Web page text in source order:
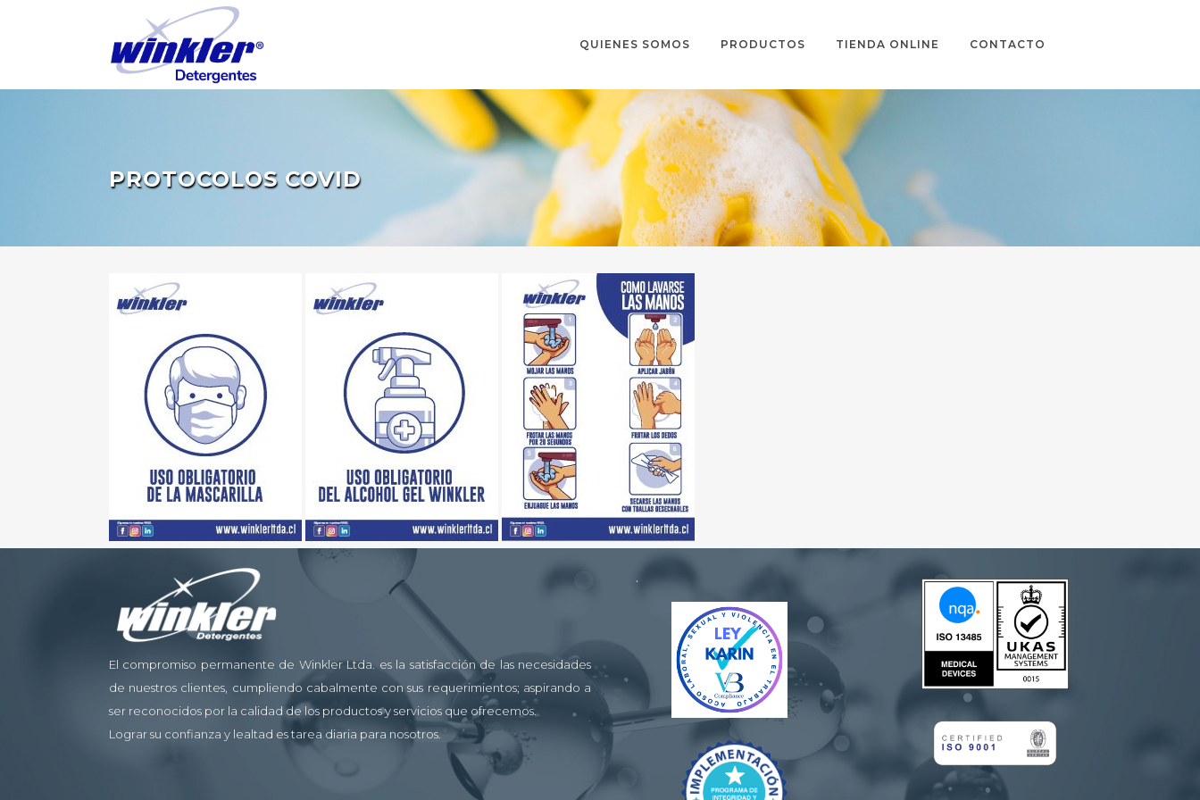
Esta es una tienda de demostración para realizar pruebas — no se completará ningún pedido.
QUIENES SOMOS PRODUCTOS TIENDA ONLINE CONTACTO
PROTOCOLOS COVID
El compromiso permanente de Winkler Ltda. es la satisfacción de las necesidades
de nuestros clientes, cumpliendo cabalmente con sus requerimientos; aspirando a
ser reconocidos por la calidad de los productos y servicios que ofrecemos.
Lograr su confianza y lealtad es tarea diaria para nosotros.
.